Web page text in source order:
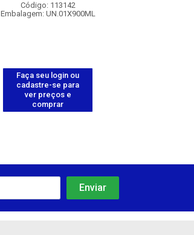
Código: 113142
Embalagem: UN.01X900ML
Faça seu login ou
cadastre-se para
ver preços e
comprar